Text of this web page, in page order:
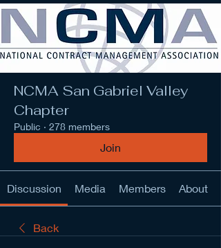
NCMA San Gabriel Valley
Chapter
Public · 278 members
Join
Discussion Media Members About
Back